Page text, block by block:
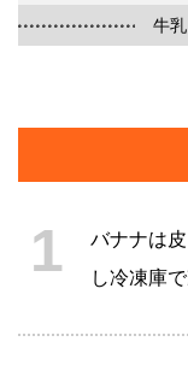
牛乳
バナナは
し冷凍庫